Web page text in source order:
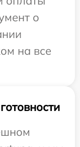
о
на все